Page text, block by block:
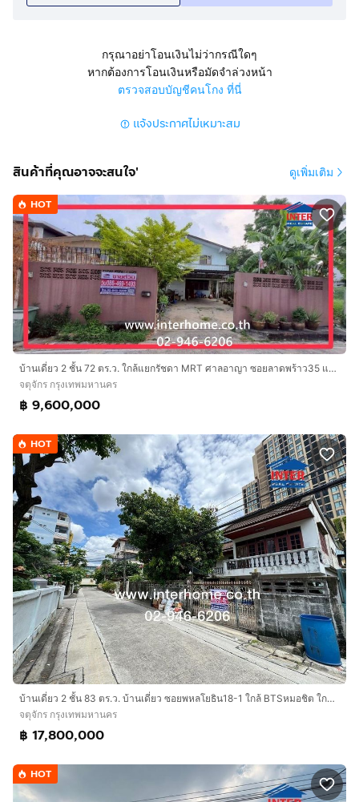
**ราคา 19 ล้าน โอน 50-50
กรุณาอย่าโอนเงินไม่ว่ากรณีใดๆ
หากต้องการโอนเงินหรือมัดจำล่วงหน้า
ตรวจสอบบัญชีคนโกง ที่นี่
แจ้งประกาศไม่เหมาะสม
สินค้าที่คุณอาจจะสนใจ' ดูเพิ่มเติม
HOT
บ้านเดี่ยว 2 ชั้น 72 ตร.ว. ใกล้แยกรัชดา MRT ศาลอาญา ซอยลาดพร้าว35 แยก8 - 1 ถนนลาดพร้าว ถนนลาดพร้าว-วังหิน เขตจตุจักร กรุงเทพมหานคร
จตุจักร กรุงเทพมหานคร
฿ 9,600,000
HOT
บ้านเดี่ยว 2 ชั้น 83 ตร.ว. บ้านเดี่ยว ซอยพหลโยธิน18-1 ใกล้ BTSหมอชิต ใกล้ 5แยกลาดพร้าว ถนนพหลโยธิน ถนนวิภาวดี5 เขตจตุจักร กรุงเทพมหานคร
จตุจักร กรุงเทพมหานคร
฿ 17,800,000
HOT